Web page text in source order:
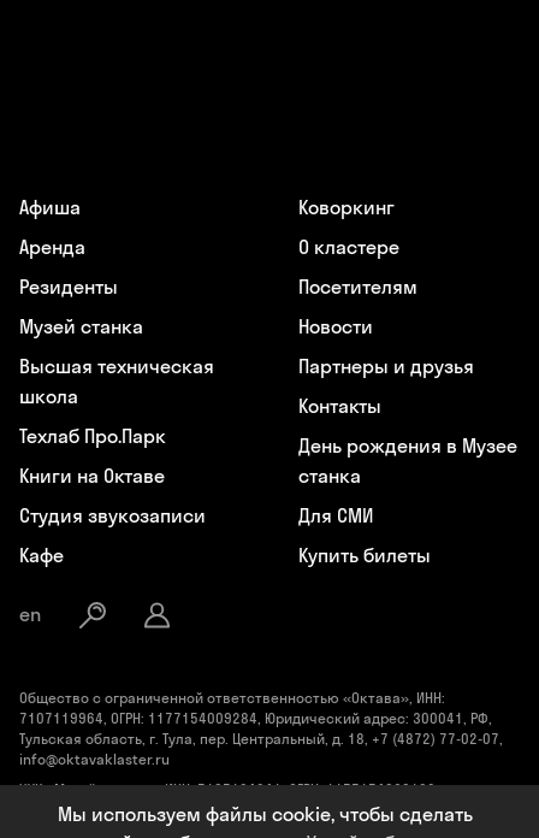
Афиша
Аренда
Резиденты
Музей станка
Высшая техническая
школа
Техлаб Про.Парк
Книги на Октаве
Студия звукозаписи
Кафе
Коворкинг
О кластере
Посетителям
Новости
Партнеры и друзья
Контакты
День рождения в Музее
станка
Для СМИ
Купить билеты
en
Общество с ограниченной ответственностью «Октава», ИНН:
7107119964, ОГРН: 1177154009284, Юридический адрес: 300041, РФ,
Тульская область, г. Тула, пер. Центральный, д. 18, +7 (4872) 77-02-07,
info@oktavaklaster.ru
ЧУК «Музей станка», ИНН: 7107124241, ОГРН: 1177154030162,
Юридический адрес: 300041, Тульская область, г. Тула, пер.
Центральный, д. 18, +7 (991) 414-00-98, info@oktavaklaster.ru
Мы используем файлы cookie, чтобы сделать